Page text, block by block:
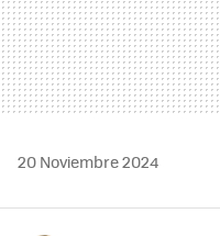
20 Noviembre 2024